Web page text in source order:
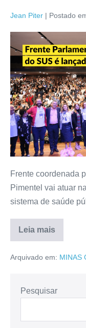
Jean Piter | Postado
Frente coordenada
Pimentel vai atuar
sistema de saúde
Leia mais
Arquivado em: MINAS
Pesquisar